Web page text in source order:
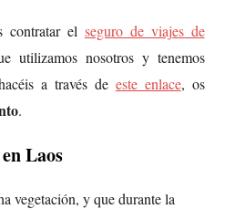
contratar el seguro de viajes de
utilizamos nosotros y tenemos
a través de este enlace, os
.
Laos
vegetación, y que durante la